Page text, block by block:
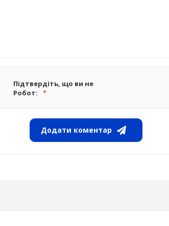
Підтвердіть, що ви не
Робот:
Додати коментар